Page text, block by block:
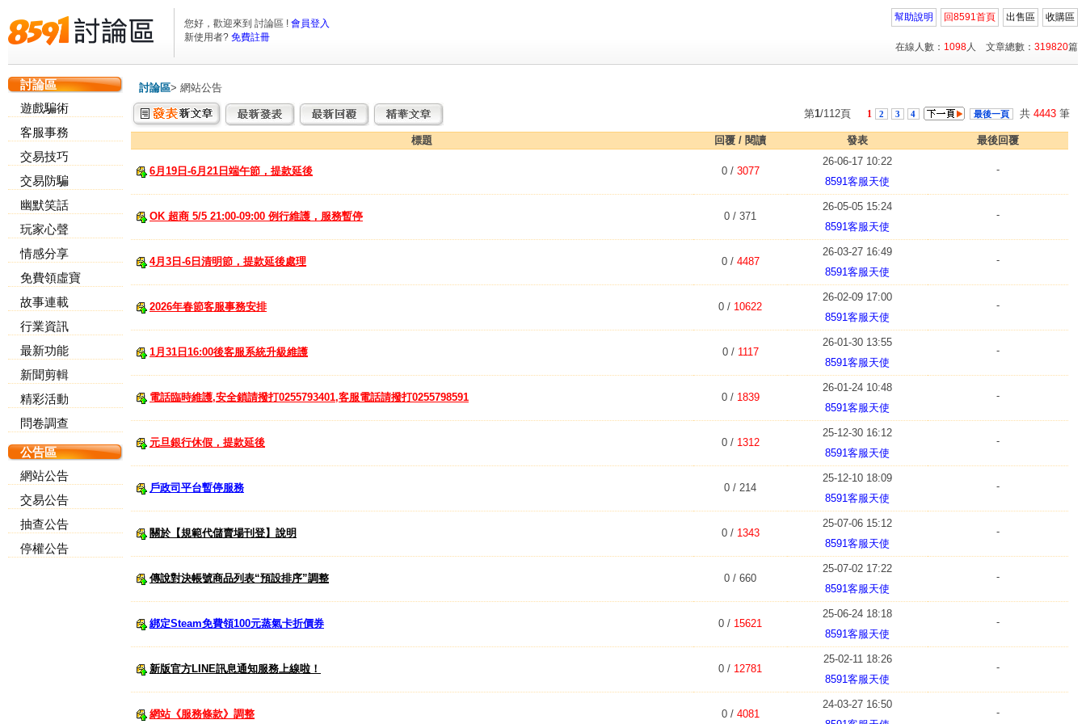
幫助說明 收購區
出售區
回8591首頁
您好，歡迎來到 討論區 ! 會員登入
新使用者? 免費註冊
在線人數： 1098人 文章總數： 319820篇
討論區
遊戲騙術
客服事務
交易技巧
交易防騙
幽默笑話
玩家心聲
情感分享
免費領虛寶
故事連載
行業資訊
最新功能
新聞剪輯
精彩活動
問卷調查
公告區
網站公告
交易公告
抽查公告
停權公告
討論區> 網站公告
第1/112頁 1 2 3 4 最後一頁 共 4443 筆
標題 回覆 / 閱讀 發表 最後回覆
6月19日-6月21日端午節，提款延後 0 / 3077
26-06-17 10:22
8591客服天使
-
OK 超商 5/5 21:00-09:00 例行維護，服務暫停 0 / 371
26-05-05 15:24
8591客服天使
-
4月3日-6日清明節，提款延後處理 0 / 4487
26-03-27 16:49
8591客服天使
-
2026年春節客服事務安排 0 / 10622
26-02-09 17:00
8591客服天使
-
1月31日16:00後客服系統升級維護 0 / 1117
26-01-30 13:55
8591客服天使
-
電話臨時維護,安全鎖請撥打0255793401,客服電話請撥打​0255798591 0 / 1839
26-01-24 10:48
8591客服天使
-
元旦銀行休假，提款延後 0 / 1312
25-12-30 16:12
8591客服天使
-
戶政司平台暫停服務 0 / 214
25-12-10 18:09
8591客服天使
-
關於【規範代儲賣場刊登】說明 0 / 1343
25-07-06 15:12
8591客服天使
-
傳說對決帳號商品列表“預設排序”調整 0 / 660
25-07-02 17:22
8591客服天使
-
綁定Steam免費領100元蒸氣卡折價券 0 / 15621
25-06-24 18:18
8591客服天使
-
新版官方LINE訊息通知服務上線啦！ 0 / 12781
25-02-11 18:26
8591客服天使
-
網站《服務條款》調整 0 / 4081
24-03-27 16:50
-